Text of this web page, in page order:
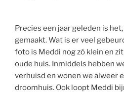
Precies een jaar geleden is
gemaakt. Wat is er veel
foto is Meddi nog zó klein en
oude huis. Inmiddels hebben
verhuisd en wonen we alweer
droomhuis. Ook loopt Meddi